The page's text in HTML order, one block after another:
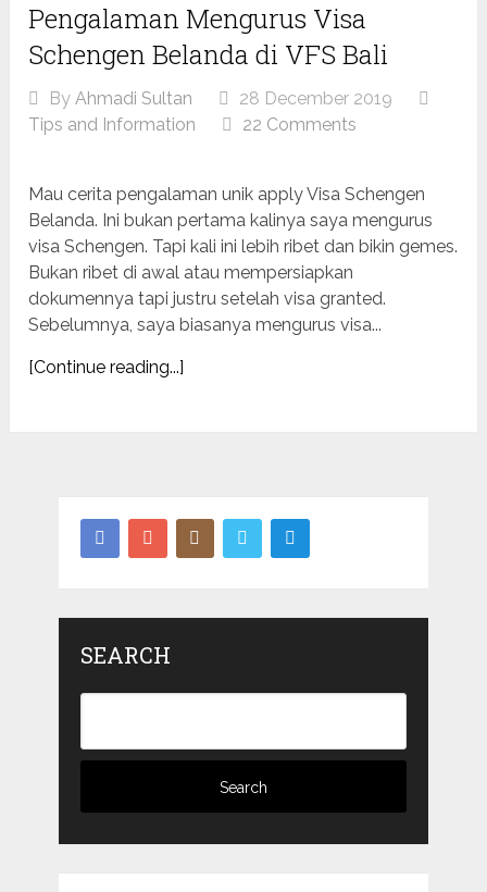
Pengalaman Mengurus Visa
Schengen Belanda di VFS Bali
ByAhmadi Sultan
28 December 2019
Tips and Information
22 Comments
Mau cerita pengalaman unik apply Visa Schengen
Belanda. Ini bukan pertama kalinya saya mengurus
visa Schengen. Tapi kali ini lebih ribet dan bikin gemes.
Bukan ribet di awal atau mempersiapkan
dokumennya tapi justru setelah visa granted.
Sebelumnya, saya biasanya mengurus visa...
[Continue reading...]
SEARCH